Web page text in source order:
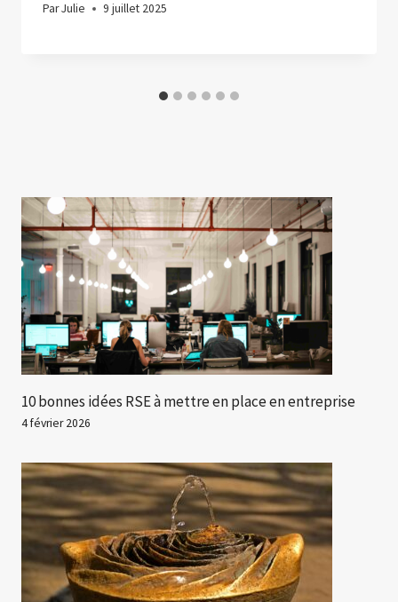
ParJulie 9 juillet 2025
10 bonnes idées RSE à mettre en place en entreprise
4 février 2026